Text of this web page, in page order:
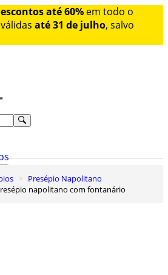
até 60% em todo o
até 31 de julho, salvo
Presépio Napolitano
napolitano com fontanário